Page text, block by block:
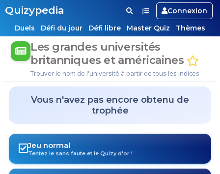
Quizypedia
Connexion
Duels
Défi du jour Défi libre Master Quiz Thèmes
Les grandes universités
britanniques et américaines
Trouver le nom de l'université à partir de tous les indices
Vous n'avez pas encore obtenu de
trophée
Jeu normal
Tentez le sans faute et le Quizy d'or !